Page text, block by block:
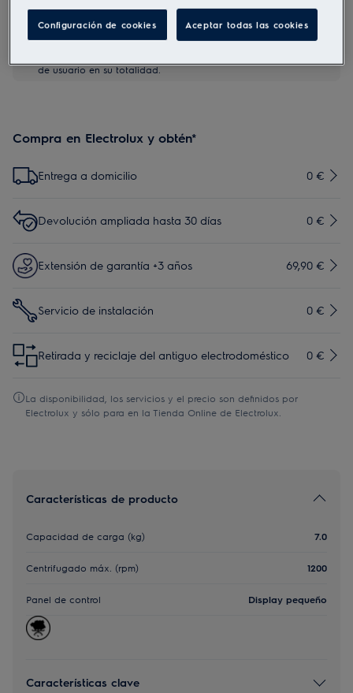
Tanto las instrucciones de seguridad como las precauciones
a tener en cuenta, descritas según la Norma UE 2023/988, se
de usuario en su totalidad.
Compra en Electrolux y obtén*
Entrega a domicilio 0 €
Devolución ampliada hasta 30 días 0 €
Extensión de garantía +3 años 69,90 €
Servicio de instalación 0 €
Retirada y reciclaje del antiguo electrodoméstico 0 €
La disponibilidad, los servicios y el precio son definidos por
Electrolux y sólo para en la Tienda Online de Electrolux.
Características de producto
Capacidad de carga (kg) 7.0
Centrifugado máx. (rpm) 1200
Panel de control Display pequeño
Características clave
Configuración de cookies Aceptar todas las cookies